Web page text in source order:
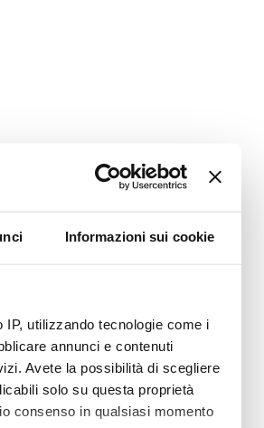
Informazioni sui cookie
utilizzando tecnologie come i
annunci e contenuti
Avete la possibilità di scegliere
solo su questa proprietà
consenso in qualsiasi momento
di quest'anno è stata quella
fase ha sviluppato la
metafora per l'azione del
le attività quotidiane ed in
messaggio finale. Sono
bilancia) come visual, inseriti
il messaggio: una
2009 attraverso
spot